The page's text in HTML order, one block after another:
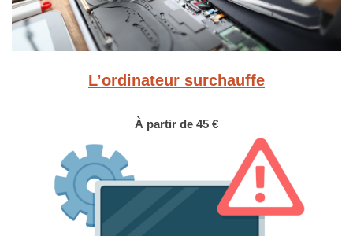
L’ordinateur surchauffe
À partir de 45 €